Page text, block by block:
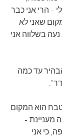
- הרי אני כבר
שאני לא
בשלווה אני
עד כמה
הוא המקום
מעניינת -
כי אני